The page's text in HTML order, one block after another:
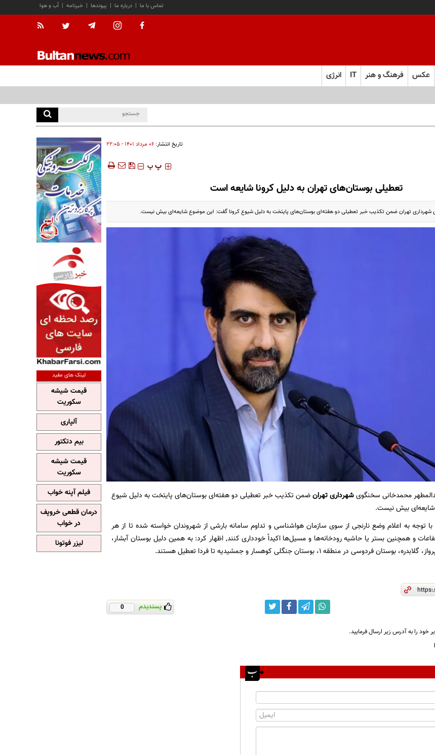
آب و هوا | خبرنامه | پیوندها | درباره ما | تماس با ما
عکس فرهنگ و هنر IT انرژی
تاریخ انتشار: ۰۶ مرداد ۱۴۰۱ - ۲۲:۰۵
‍‍‍ پ پ
تعطیلی بوستان‌های تهران به دلیل کرونا شایعه است
شهرداری تهران ضمن تکذیب خبر تعطیلی دو هفته‌ای بوستان‌های پایتخت به دلیل شیوع کرونا گفت: این موضوع شایعه‌ای بیش نیست.
محمدخانی سخنگویشهرداری تهرانضمن تکذیب خبر تعطیلی دو هفته‌ای بوستان‌های پایتخت به دلیل شیوع
بیش نیست.
با توجه به اعلام وضع نارنجی از ‏سوی سازمان هواشناسی و ‏تداوم سامانه بارشی از شهروندان خواسته شده تا از هر
و همچنین بستر یا حاشیه ‏رودخانه‌ها و مسیل‌ها اکیداً خودداری کنند, اظهار کرد: به همین دلیل بوستان آبشار،
فردوسی در منطقه ۱، بوستان جنگلی کوهسار و جمشیدیه تا فردا تعطیل هستند.
پسندیدم 0
خود را به آدرس زیر ارسال فرمایید.
لینک های مفید
قیمت شیشه
سکوریت
آلپاری
بیم دتکتور
قیمت شیشه
سکوریت
فیلم آپنه خواب
درمان قطعی خروپف
در خواب
لیزر فوتونا